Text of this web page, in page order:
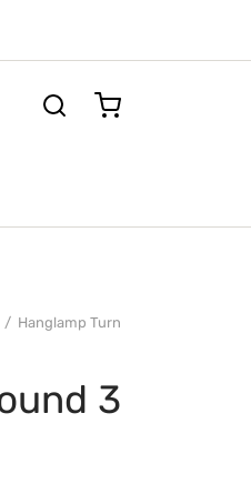
/ Hanglamp Turn
3